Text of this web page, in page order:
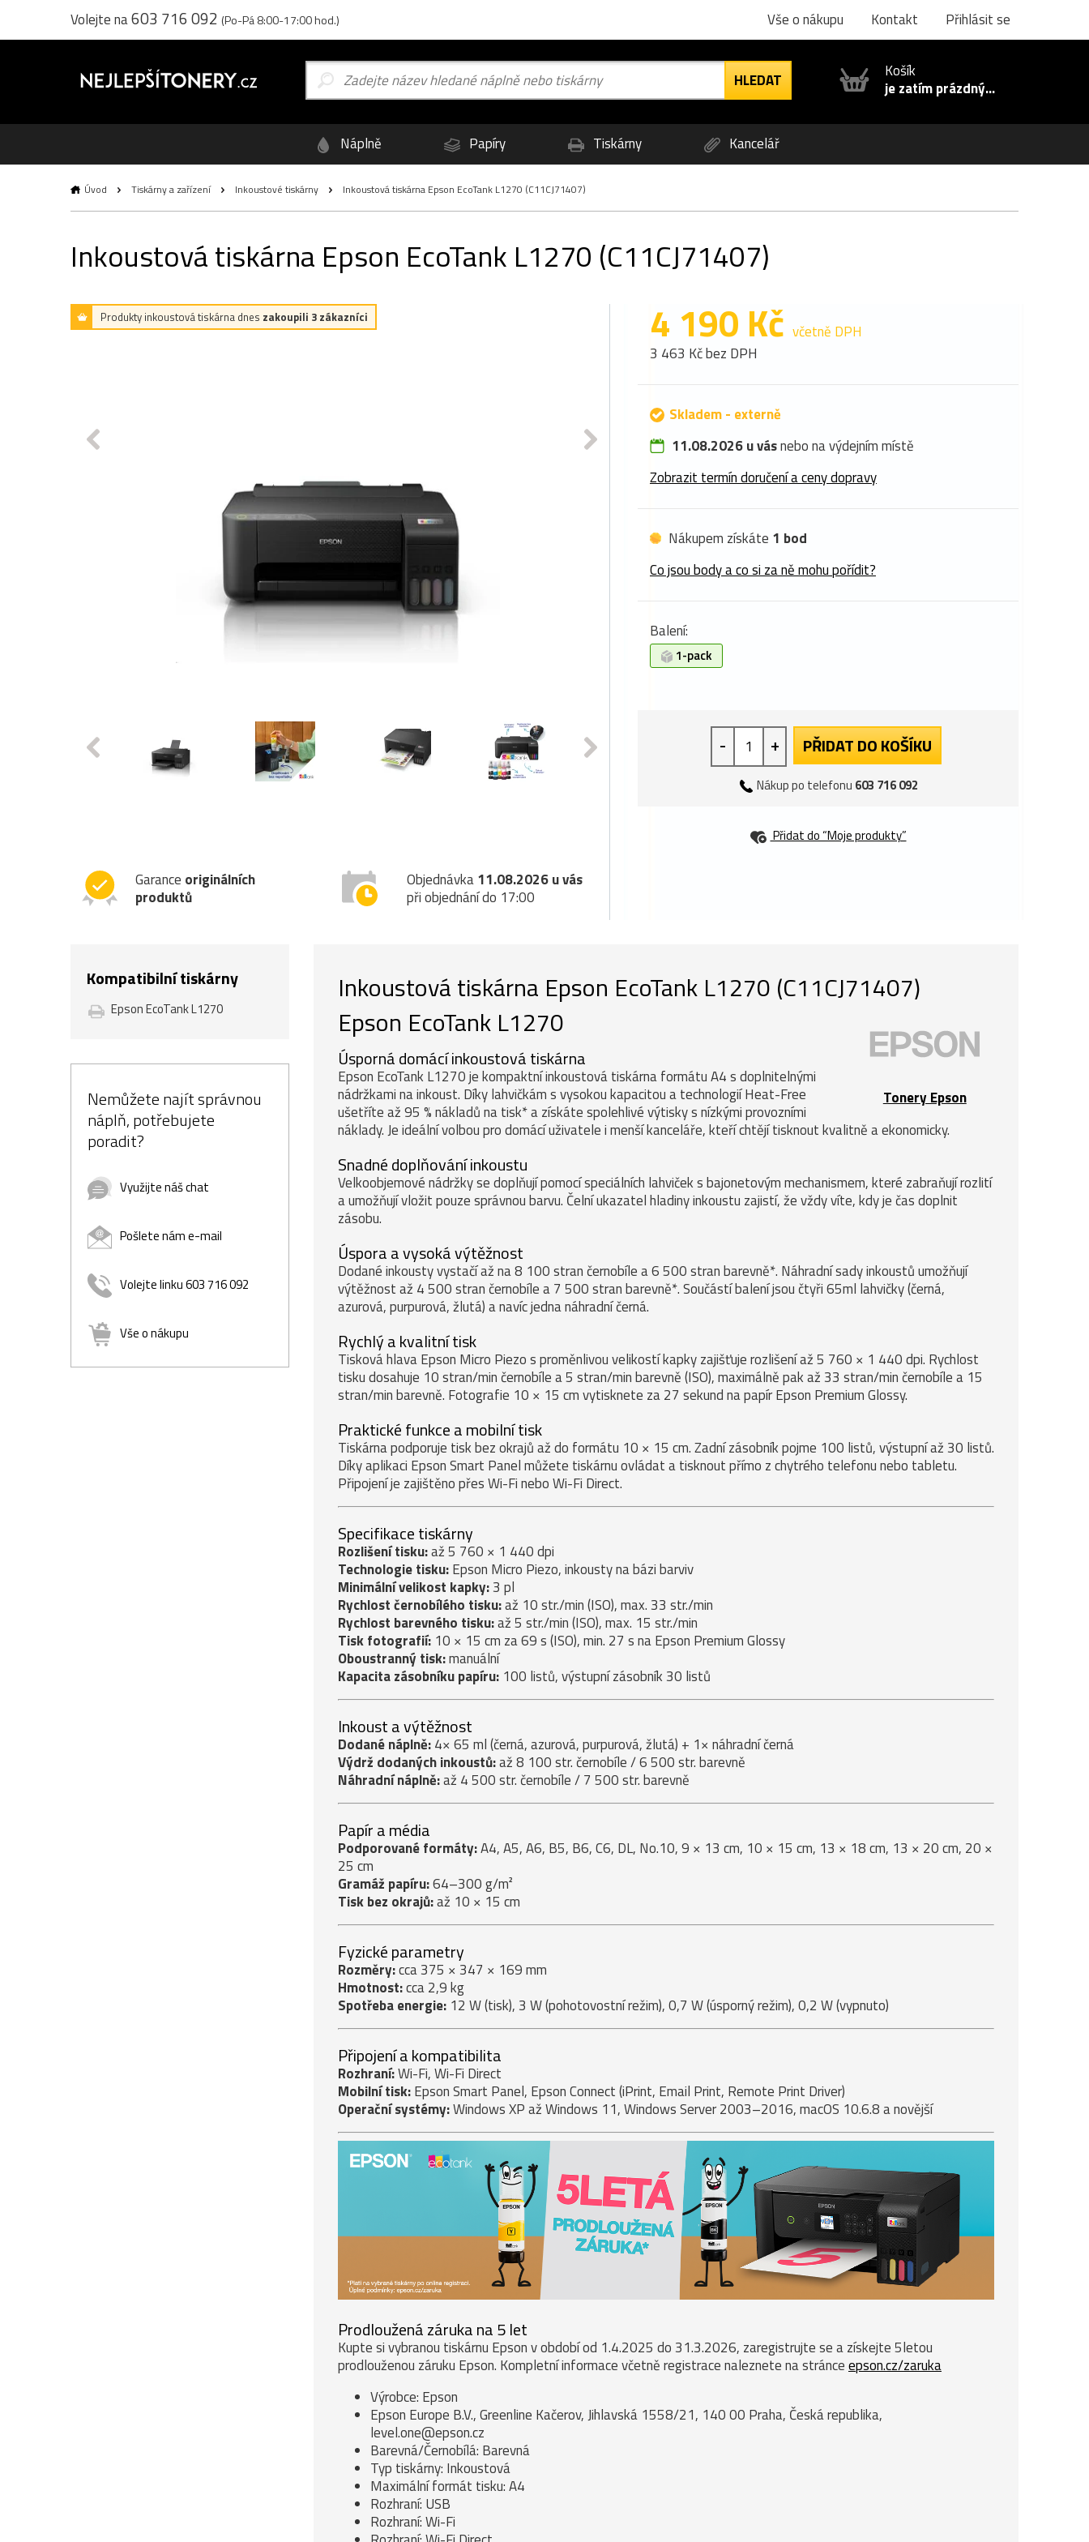
Volejte na603 716 092 (Po-Pá 8:00-17:00 hod.) Vše o nákupu Kontakt Přihlásit se
Košík
je zatím prázdný...
Náplně Papíry Tiskárny Kancelář
Úvod Tiskárny a zařízení Inkoustové tiskárny Inkoustová tiskárna Epson EcoTank L1270 (C11CJ71407)
Inkoustová tiskárna Epson EcoTank L1270 (C11CJ71407)
Produkty inkoustová tiskárna dnes zakoupili 3 zákazníci
Garance originálních
produktů
Objednávka11.08.2026 u vás
při objednání do 17:00
4 190 Kč včetně DPH
3 463 Kč bez DPH
Skladem - externě
11.08.2026 u vásnebo na výdejním místě
Zobrazit termín doručení a ceny dopravy
Nákupem získáte 1 bod
Co jsou body a co si za ně mohu pořídit?
Balení:
1-pack
- + PŘIDAT DO KOŠÍKU
Nákup po telefonu 603 716 092
Přidat do “Moje produkty”
Kompatibilní tiskárny
Epson EcoTank L1270
Nemůžete najít správnou
náplň, potřebujete
poradit?
Využijte náš chat
Pošlete nám e-mail
Volejte linku 603 716 092
Vše o nákupu
Inkoustová tiskárna Epson EcoTank L1270 (C11CJ71407)
Tonery Epson
Epson EcoTank L1270
Úsporná domácí inkoustová tiskárna
Epson EcoTank L1270 je kompaktní inkoustová tiskárna formátu A4 s doplnitelnými
nádržkami na inkoust. Díky lahvičkám s vysokou kapacitou a technologií Heat-Free
ušetříte až 95 % nákladů na tisk* a získáte spolehlivé výtisky s nízkými provozními
náklady. Je ideální volbou pro domácí uživatele i menší kanceláře, kteří chtějí tisknout kvalitně a ekonomicky.
Snadné doplňování inkoustu
Velkoobjemové nádržky se doplňují pomocí speciálních lahviček s bajonetovým mechanismem, které zabraňují rozlití
a umožňují vložit pouze správnou barvu. Čelní ukazatel hladiny inkoustu zajistí, že vždy víte, kdy je čas doplnit
zásobu.
Úspora a vysoká výtěžnost
Dodané inkousty vystačí až na 8 100 stran černobíle a 6 500 stran barevně*. Náhradní sady inkoustů umožňují
výtěžnost až 4 500 stran černobíle a 7 500 stran barevně*. Součástí balení jsou čtyři 65ml lahvičky (černá,
azurová, purpurová, žlutá) a navíc jedna náhradní černá.
Rychlý a kvalitní tisk
Tisková hlava Epson Micro Piezo s proměnlivou velikostí kapky zajišťuje rozlišení až 5 760 × 1 440 dpi. Rychlost
tisku dosahuje 10 stran/min černobíle a 5 stran/min barevně (ISO), maximálně pak až 33 stran/min černobíle a 15
stran/min barevně. Fotografie 10 × 15 cm vytisknete za 27 sekund na papír Epson Premium Glossy.
Praktické funkce a mobilní tisk
Tiskárna podporuje tisk bez okrajů až do formátu 10 × 15 cm. Zadní zásobník pojme 100 listů, výstupní až 30 listů.
Díky aplikaci Epson Smart Panel můžete tiskárnu ovládat a tisknout přímo z chytrého telefonu nebo tabletu.
Připojení je zajištěno přes Wi-Fi nebo Wi-Fi Direct.
Specifikace tiskárny
Rozlišení tisku:až 5 760 × 1 440 dpi
Technologie tisku:Epson Micro Piezo, inkousty na bázi barviv
Minimální velikost kapky:3 pl
Rychlost černobílého tisku:až 10 str./min (ISO), max. 33 str./min
Rychlost barevného tisku:až 5 str./min (ISO), max. 15 str./min
Tisk fotografií: 10 × 15 cm za 69 s (ISO), min. 27 s na Epson Premium Glossy
Oboustranný tisk:manuální
Kapacita zásobníku papíru: 100 listů, výstupní zásobník 30 listů
Inkoust a výtěžnost
Dodané náplně:4× 65 ml (černá, azurová, purpurová, žlutá) + 1× náhradní černá
Výdrž dodaných inkoustů:až 8 100 str. černobíle / 6 500 str. barevně
Náhradní náplně:až 4 500 str. černobíle / 7 500 str. barevně
Papír a média
Podporované formáty:A4, A5, A6, B5, B6, C6, DL, No.10, 9 × 13 cm, 10 × 15 cm, 13 × 18 cm, 13 × 20 cm, 20 ×
25 cm
Gramáž papíru:64–300 g/m²
Tisk bez okrajů:až 10 × 15 cm
Fyzické parametry
Rozměry:cca 375 × 347 × 169 mm
Hmotnost:cca 2,9 kg
Spotřeba energie: 12 W (tisk), 3 W (pohotovostní režim), 0,7 W (úsporný režim), 0,2 W (vypnuto)
Připojení a kompatibilita
Rozhraní:Wi-Fi, Wi-Fi Direct
Mobilní tisk:Epson Smart Panel, Epson Connect (iPrint, Email Print, Remote Print Driver)
Operační systémy:Windows XP až Windows 11, Windows Server 2003–2016, macOS 10.6.8 a novější
Prodloužená záruka na 5 let
Kupte si vybranou tiskárnu Epson v období od 1.4.2025 do 31.3.2026, zaregistrujte se a získejte 5letou
prodlouženou záruku Epson. Kompletní informace včetně registrace naleznete na stránceepson.cz/zaruka
Výrobce: Epson
Epson Europe B.V., Greenline Kačerov, Jihlavská 1558/21, 140 00 Praha, Česká republika,
level.one@epson.cz
Barevná/Černobílá: Barevná
Typ tiskárny: Inkoustová
Maximální formát tisku: A4
Rozhraní: USB
Rozhraní: Wi-Fi